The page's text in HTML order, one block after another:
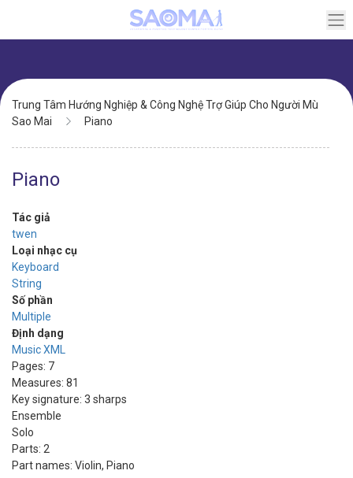
nội
Điều
hướng
Trung Tâm Hướng Nghiệp & Công Nghệ Trợ Giúp Cho Người Mù
Sao Mai
Piano
Piano
Tác giả
twen
Loại nhạc cụ
Keyboard
String
Số phần
Multiple
Định dạng
Music XML
Pages: 7
Measures: 81
Key signature: 3 sharps
Ensemble
Solo
Parts: 2
Part names: Violin, Piano